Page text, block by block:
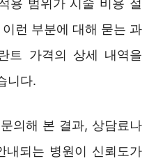
런 부분에 대해 묻는 과
트 가격의 상세 내역을
니다.
의해 본 결과, 상담료나
내되는 병원이 신뢰도가